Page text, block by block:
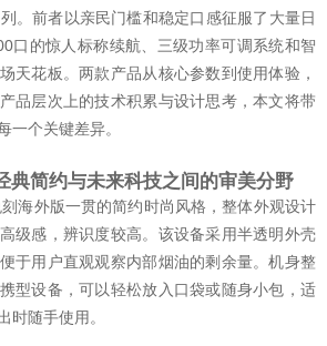
。前者以亲民门槛和稳定口感征服了大量日
口的惊人标称续航、三级功率可调系统和智
天花板。两款产品从核心参数到使用体验，
品层次上的技术积累与设计思考，本文将带
一个关键差异。
典简约与未来科技之间的审美分野
海外版一贯的简约时尚风格，整体外观设计
级感，辨识度较高。该设备采用半透明外壳
于用户直观观察内部烟油的剩余量。机身整
型设备，可以轻松放入口袋或随身小包，适
时随手使用。